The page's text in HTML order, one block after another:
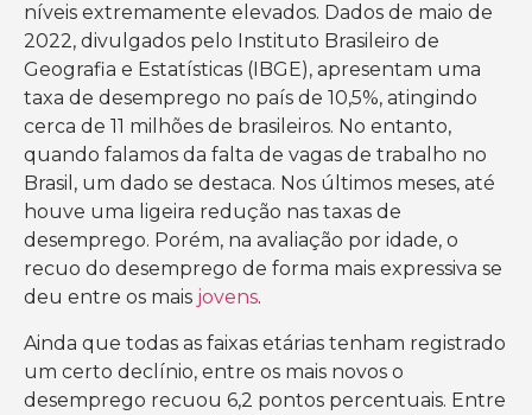
níveis extremamente elevados. Dados de maio de
2022, divulgados pelo Instituto Brasileiro de
Geografia e Estatísticas (IBGE), apresentam uma
taxa de desemprego no país de 10,5%, atingindo
cerca de 11 milhões de brasileiros. No entanto,
quando falamos da falta de vagas de trabalho no
Brasil, um dado se destaca. Nos últimos meses, até
houve uma ligeira redução nas taxas de
desemprego. Porém, na avaliação por idade, o
recuo do desemprego de forma mais expressiva se
deu entre os mais jovens.
Ainda que todas as faixas etárias tenham registrado
um certo declínio, entre os mais novos o
desemprego recuou 6,2 pontos percentuais. Entre